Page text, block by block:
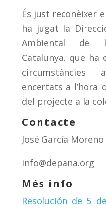
És just reconèixer
ha jugat la
Ambiental de
Catalunya, que ha
circumstàncies
encertats a l’hora
del projecte a la
Contacte
José García Moreno
info@depana.org
Més info
Resolución de 5